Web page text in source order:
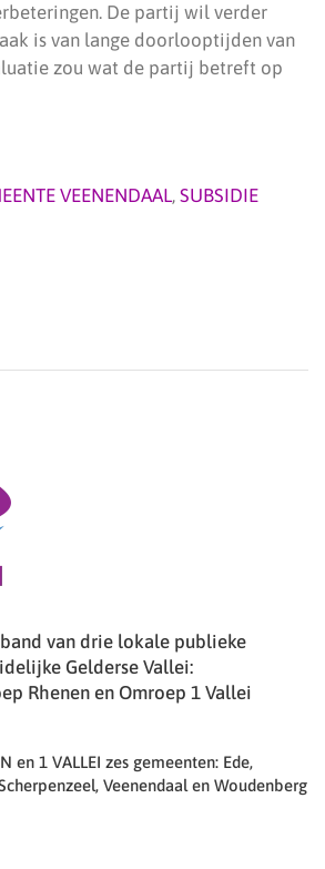
De partij wil verder
is van lange doorlooptijden van
zou wat de partij betreft op
VEENENDAAL, SUBSIDIE
van drie lokale publieke
Gelderse Vallei:
Rhenen en Omroep 1 Vallei
en 1 VALLEI zes gemeenten: Ede,
Veenendaal en Woudenberg